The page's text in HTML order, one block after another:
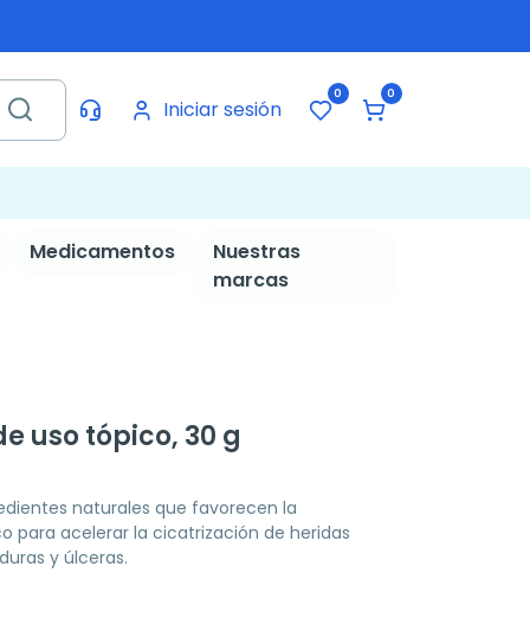
Iniciar sesión
0 0
Medicamentos
Nuestras
marcas
uso tópico, 30 g
naturales que favorecen la
para acelerar la cicatrización de heridas
y úlceras.